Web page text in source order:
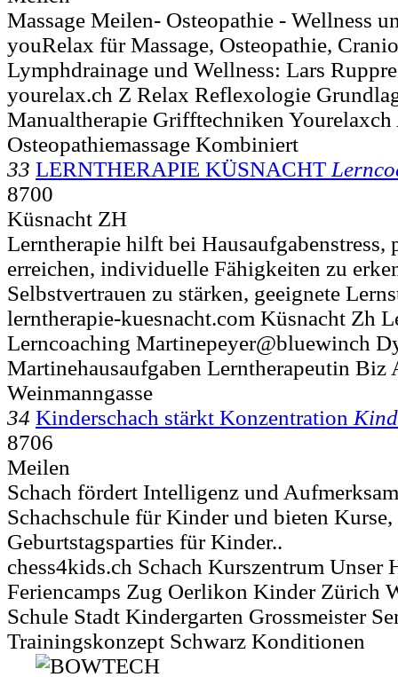
Massage Meilen- Osteopathie - Wellness
youRelax für Massage, Osteopathie,
Lymphdrainage und Wellness: Lars
yourelax.ch Z Relax Reflexologie
Manualtherapie Grifftechniken Yourelaxch
Osteopathiemassage Kombiniert
33 LERNTHERAPIE KÜSNACHT
8700
Küsnacht ZH
Lerntherapie hilft bei Hausaufgabenstress,
erreichen, individuelle Fähigkeiten zu
Selbstvertrauen zu stärken, geeignete
lerntherapie-kuesnacht.com Küsnacht Zh
Lerncoaching Martinepeyer@bluewinch
Martinehausaufgaben Lerntherapeutin Biz
Weinmanngasse
34 Kinderschach stärkt Konzentration
8706
Meilen
Schach fördert Intelligenz und
Schachschule für Kinder und bieten
Geburtstagsparties für Kinder..
chess4kids.ch Schach Kurszentrum Unser
Feriencamps Zug Oerlikon Kinder Zürich
Schule Stadt Kindergarten Grossmeister
Trainingskonzept Schwarz Konditionen